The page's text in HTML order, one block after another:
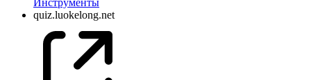
Инструменты
quiz.luokelong.net